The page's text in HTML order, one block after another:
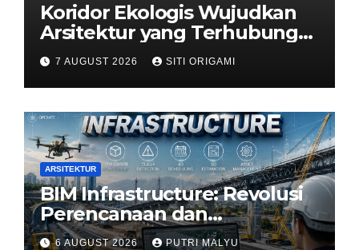
Koridor Ekologis Wujudkan
Arsitektur yang Terhubung
dengan Alam
7 AUGUST 2026 SITI ORIGAMI
ARSITEKTUR
BIM Infrastructure: Revolusi
Perencanaan dan
Pengelolaan Infrastruktur
6 AUGUST 2026 PUTRI MALYU